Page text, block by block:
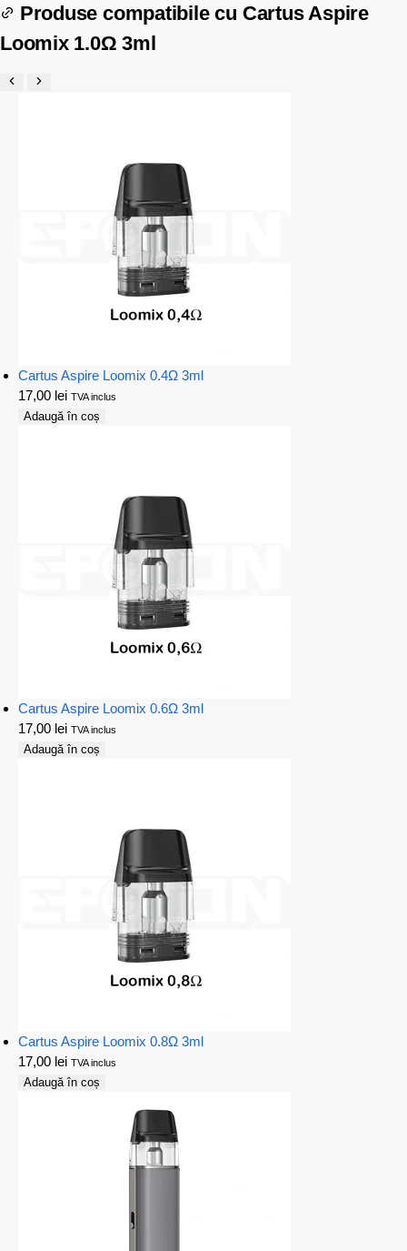
Produse compatibile cu Cartus Aspire
Loomix 1.0Ω 3ml
Cartus Aspire Loomix 0.4Ω 3ml
17,00 lei TVA inclus
Adaugă în coș
Cartus Aspire Loomix 0.6Ω 3ml
17,00 lei TVA inclus
Adaugă în coș
Cartus Aspire Loomix 0.8Ω 3ml
17,00 lei TVA inclus
Adaugă în coș